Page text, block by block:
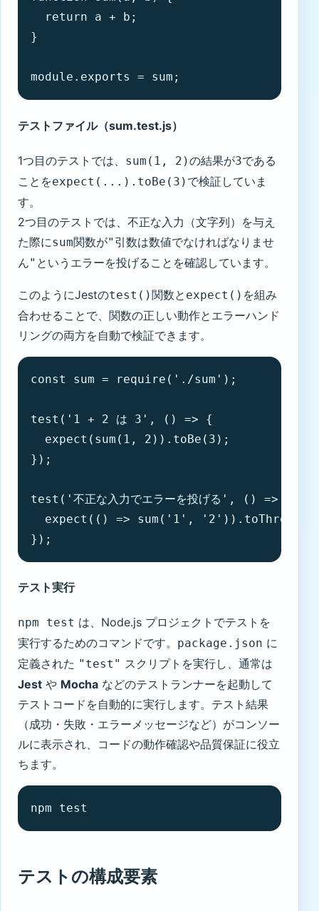
  return a + b;
}
module.exports = sum;
テストファイル（sum.test.js）
1つ目のテストでは、 sum(1, 2)の結果が3である
ことをexpect(...).toBe(3) で検証していま
す。
2つ目のテストでは、不正な入力（文字列）を与え
た際にsum関数が"引数は数値でなければなりませ
ん" というエラーを投げることを確認しています。
このようにJestのtest()関数と expect() を組み
合わせることで、関数の正しい動作とエラーハンド
リングの両方を自動で検証できます。
const sum = require('./sum');
test('1 + 2 は 3', () => {
  expect(sum(1, 2)).toBe(3);
});
test('不正な入力でエラーを投げる', () => {
expect(() => sum('1', '2')).toThrow('引数
});
テスト実行
npm test は、Node.js プロジェクトでテストを
実行するためのコマンドです。 package.json に
定義された "test" スクリプトを実行し、通常は
Jest や Mocha などのテストランナーを起動して
テストコードを自動的に実行します。テスト結果
（成功・失敗・エラーメッセージなど）がコンソー
ルに表示され、コードの動作確認や品質保証に役立
ちます。
npm test
テストの構成要素